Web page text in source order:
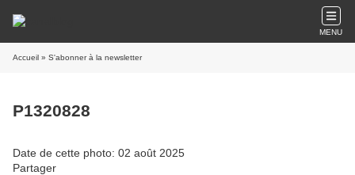
MENU
Accueil » S'abonner à la newsletter
P1320828
Date de cette photo: 02 août 2025
Partager